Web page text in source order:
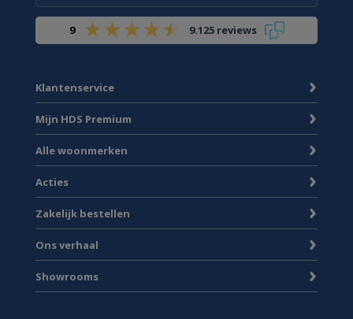
9 9.125 reviews
Klantenservice
Mijn HDS Premium
Alle woonmerken
Acties
Zakelijk bestellen
Ons verhaal
Showrooms